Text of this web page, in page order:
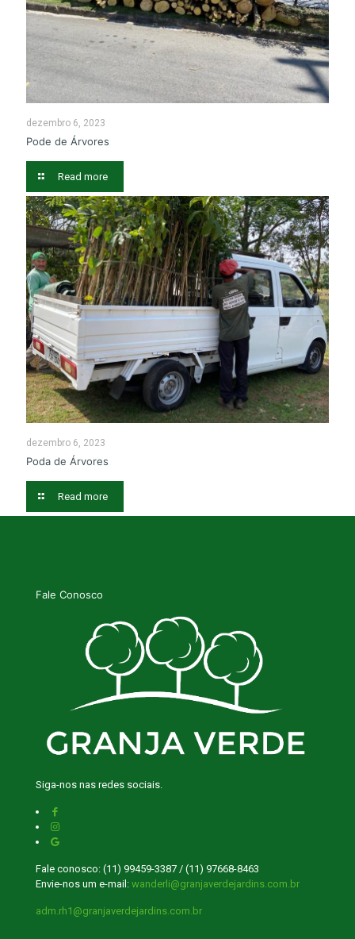
dezembro 6, 2023
Pode de Árvores
Read more
dezembro 6, 2023
Poda de Árvores
Read more
Fale Conosco
Siga-nos nas redes sociais.
Fale conosco: (11) 99459-3387 / (11) 97668-8463
Envie-nos um e-mail: wanderli@granjaverdejardins.com.br
adm.rh1@granjaverdejardins.com.br